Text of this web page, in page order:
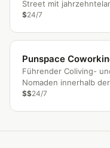
Street mit
$24/7
Punspace
Führender Coliving-
Nomaden innerhalb
$$24/7